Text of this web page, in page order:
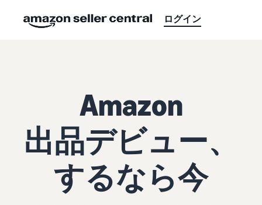
ログイン
Amazon
出品デビュー、
するなら今